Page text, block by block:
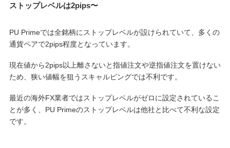
ストップレベルは2pips〜
PU Primeでは全銘柄にストップレベルが設けられていて、多くの
通貨ペアで2pips程度となっています。
現在値から2pips以上離さないと指値注文や逆指値注文を置けない
ため、狭い値幅を狙うスキャルピングでは不利です。
最近の海外FX業者ではストップレベルがゼロに設定されているこ
とが多く、PU Primeのストップレベルは他社と比べて不利な設定
です。